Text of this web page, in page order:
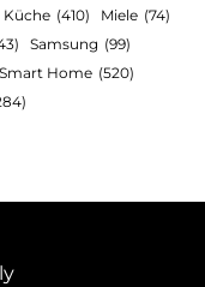
Küche (410) Miele (74)
Samsung (99)
Smart Home (520)